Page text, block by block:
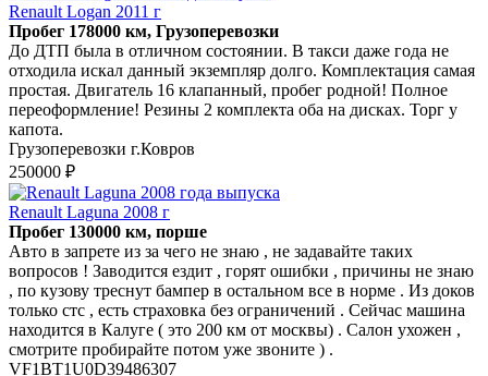
Renault Logan 2011 г
Пробег 178000 км, Грузоперевозки
До ДТП была в отличном состоянии. В такси даже года не
отходила искал данный экземпляр долго. Комплектация самая
простая. Двигатель 16 клапанный, пробег родной! Полное
переоформление! Резины 2 комплекта оба на дисках. Торг у
капота.
Грузоперевозки г.Ковров
250000 ₽
Renault Laguna 2008 г
Пробег 130000 км, порше
Авто в запрете из за чего не знаю , не задавайте таких
вопросов ! Заводится ездит , горят ошибки , причины не знаю
, по кузову треснут бампер в остальном все в норме . Из доков
только стс , есть страховка без ограничений . Сейчас машина
находится в Калуге ( это 200 км от москвы) . Салон ухожен ,
смотрите пробирайте потом уже звоните ) .
VF1BT1U0D39486307